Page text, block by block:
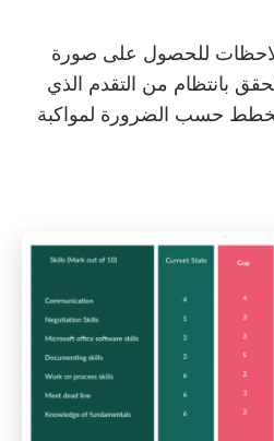
للحصول على صورة
بانتظام من التقدم الذي
حسب الضرورة لمواكبة